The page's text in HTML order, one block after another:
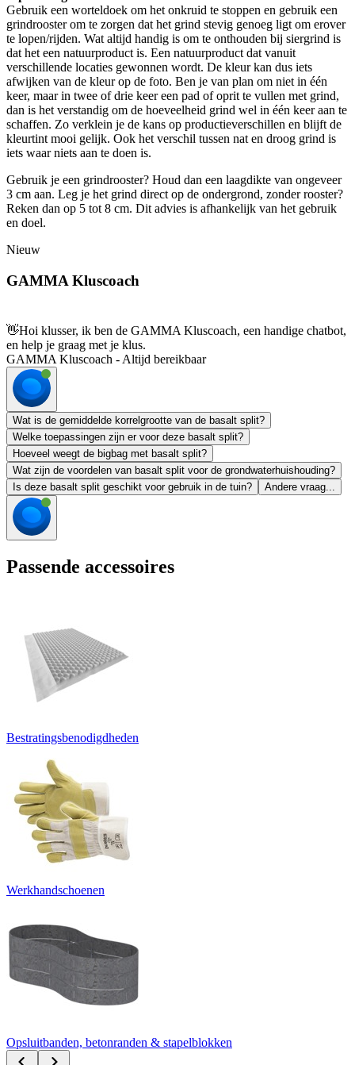
Gebruik een worteldoek om het onkruid te stoppen en gebruik een
grindrooster om te zorgen dat het grind stevig genoeg ligt om erover
te lopen/rijden. Wat altijd handig is om te onthouden bij siergrind is
dat het een natuurproduct is. Een natuurproduct dat vanuit
verschillende locaties gewonnen wordt. De kleur kan dus iets
afwijken van de kleur op de foto. Ben je van plan om niet in één
keer, maar in twee of drie keer een pad of oprit te vullen met grind,
dan is het verstandig om de hoeveelheid grind wel in één keer aan te
schaffen. Zo verklein je de kans op productieverschillen en blijft de
kleurtint mooi gelijk. Ook het verschil tussen nat en droog grind is
iets waar niets aan te doen is.
Gebruik je een grindrooster? Houd dan een laagdikte van ongeveer
3 cm aan. Leg je het grind direct op de ondergrond, zonder rooster?
Reken dan op 5 tot 8 cm. Dit advies is afhankelijk van het gebruik
en doel.
Nieuw
GAMMA Kluscoach
👋Hoi klusser, ik ben de GAMMA Kluscoach, een handige chatbot,
en help je graag met je klus.
GAMMA Kluscoach - Altijd bereikbaar
Wat is de gemiddelde korrelgrootte van de basalt split?
Welke toepassingen zijn er voor deze basalt split?
Hoeveel weegt de bigbag met basalt split?
Wat zijn de voordelen van basalt split voor de grondwaterhuishouding?
Is deze basalt split geschikt voor gebruik in de tuin?
Andere vraag...
Passende accessoires
Bestratingsbenodigdheden
Werkhandschoenen
Opsluitbanden, betonranden & stapelblokken